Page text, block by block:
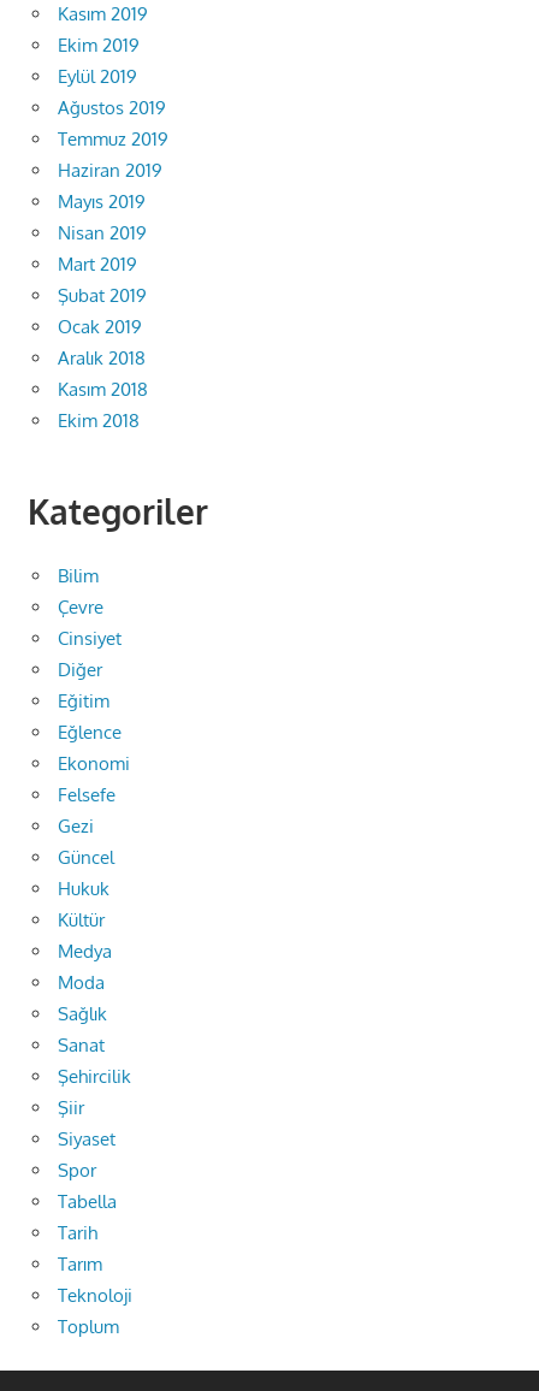
Kasım 2019
Ekim 2019
Eylül 2019
Ağustos 2019
Temmuz 2019
Haziran 2019
Mayıs 2019
Nisan 2019
Mart 2019
Şubat 2019
Ocak 2019
Aralık 2018
Kasım 2018
Ekim 2018
Kategoriler
Bilim
Çevre
Cinsiyet
Diğer
Eğitim
Eğlence
Ekonomi
Felsefe
Gezi
Güncel
Hukuk
Kültür
Medya
Moda
Sağlık
Sanat
Şehircilik
Şiir
Siyaset
Spor
Tabella
Tarih
Tarım
Teknoloji
Toplum